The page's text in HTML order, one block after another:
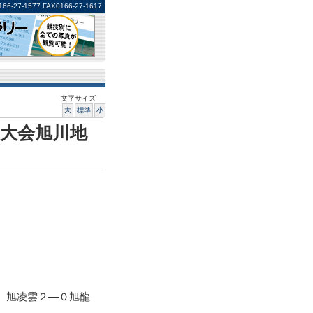
27-1577 FAX0166-27-1617
文字サイズ
大
標準 小
会旭川地
旭凌雲２―０旭龍